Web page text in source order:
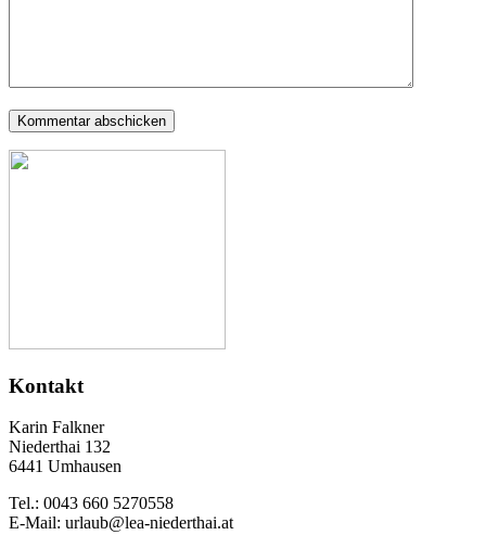
Kontakt
Karin Falkner
Niederthai 132
6441 Umhausen
Tel.: 0043 660 5270558
E-Mail: urlaub@lea-niederthai.at